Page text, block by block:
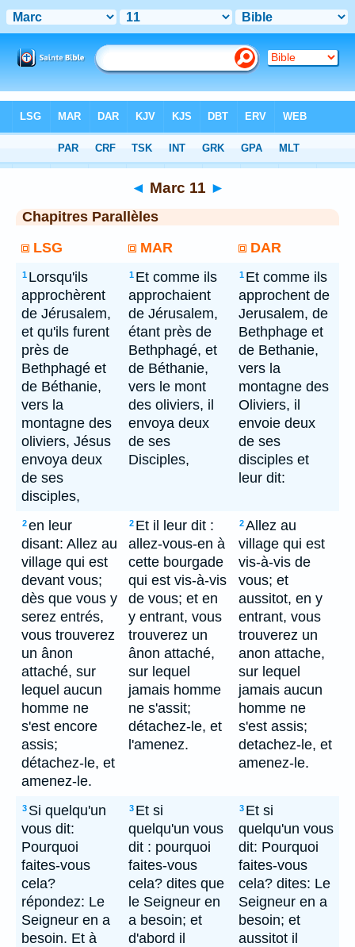
◄ Marc 11 ►
Chapitres Parallèles
LSG
MAR DAR
1 Lorsqu'ils
approchèrent
de Jérusalem,
et qu'ils furent
près de
Bethphagé et
de Béthanie,
vers la
montagne des
oliviers, Jésus
envoya deux
de ses
disciples,
1 Et comme ils
approchaient
de Jérusalem,
étant près de
Bethphagé, et
de Béthanie,
vers le mont
des oliviers, il
envoya deux
de ses
Disciples,
1 Et comme ils
approchent de
Jerusalem, de
Bethphage et
de Bethanie,
vers la
montagne des
Oliviers, il
envoie deux
de ses
disciples et
leur dit:
2en leur
disant: Allez au
village qui est
devant vous;
dès que vous y
serez entrés,
vous trouverez
un ânon
attaché, sur
lequel aucun
homme ne
s'est encore
assis;
détachez-le, et
amenez-le.
2 Et il leur dit :
allez-vous-en à
cette bourgade
qui est vis-à-vis
de vous; et en
y entrant, vous
trouverez un
ânon attaché,
sur lequel
jamais homme
ne s'assit;
détachez-le, et
l'amenez.
2Allez au
village qui est
vis-à-vis de
vous; et
aussitot, en y
entrant, vous
trouverez un
anon attache,
sur lequel
jamais aucun
homme ne
s'est assis;
detachez-le, et
amenez-le.
3 Si quelqu'un
vous dit:
Pourquoi
faites-vous
cela?
répondez: Le
Seigneur en a
besoin. Et à
3 Et si
quelqu'un vous
dit : pourquoi
faites-vous
cela? dites que
le Seigneur en
a besoin; et
d'abord il
3 Et si
quelqu'un vous
dit: Pourquoi
faites-vous
cela? dites: Le
Seigneur en a
besoin; et
aussitot il